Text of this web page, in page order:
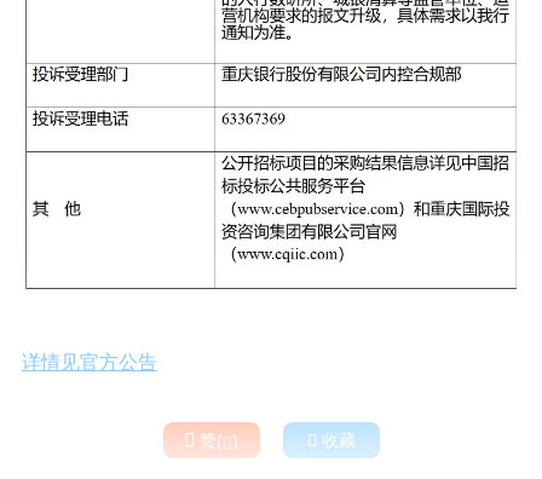
详情见官方公告
 赞()  收藏